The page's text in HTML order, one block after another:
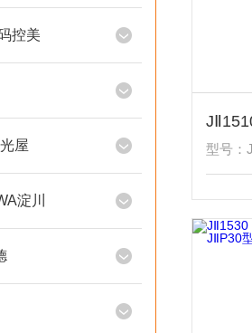
控美
屋
淀川
型号：